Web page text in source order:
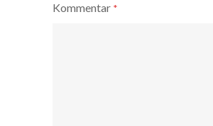
Kommentar *